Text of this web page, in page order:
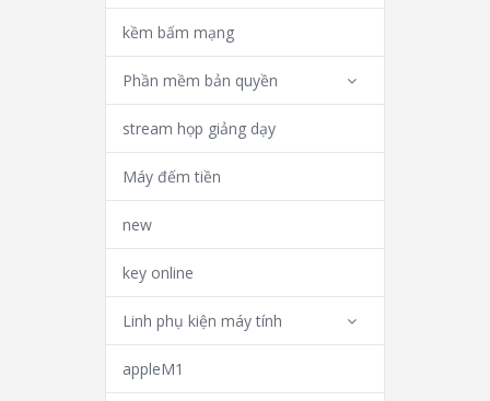
kềm bấm mạng
Phần mềm bản quyền
stream họp giảng dạy
Máy đếm tiền
new
key online
Linh phụ kiện máy tính
appleM1